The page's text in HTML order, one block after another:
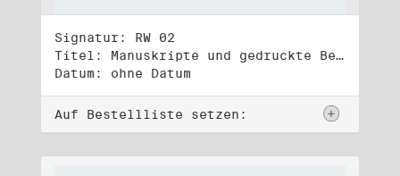
Signatur: RW 02
Titel: Manuskripte und gedruckte Belege (2)
Datum: ohne Datum
Auf Bestellliste setzen: